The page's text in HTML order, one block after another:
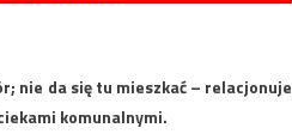
nie da się tu mieszkać – relacjonuje
komunalnymi.